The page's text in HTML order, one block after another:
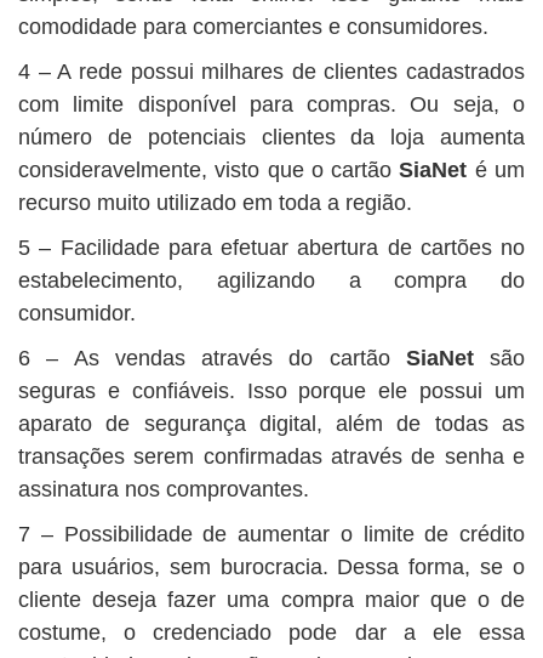
comodidade para comerciantes e consumidores.
4 – A rede possui milhares de clientes cadastrados
com limite disponível para compras. Ou seja, o
número de potenciais clientes da loja aumenta
consideravelmente, visto que o cartãoSiaNet é um
recurso muito utilizado em toda a região.
5 – Facilidade para efetuar abertura de cartões no
estabelecimento, agilizando a compra do
consumidor.
6 – As vendas através do cartão SiaNetsão
seguras e confiáveis. Isso porque ele possui um
aparato de segurança digital, além de todas as
transações serem confirmadas através de senha e
assinatura nos comprovantes.
7 – Possibilidade de aumentar o limite de crédito
para usuários, sem burocracia. Dessa forma, se o
cliente deseja fazer uma compra maior que o de
costume, o credenciado pode dar a ele essa